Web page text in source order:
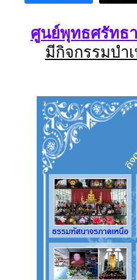
ศูนย์พุทธศรัทธ
มีกิจกรรมบำ